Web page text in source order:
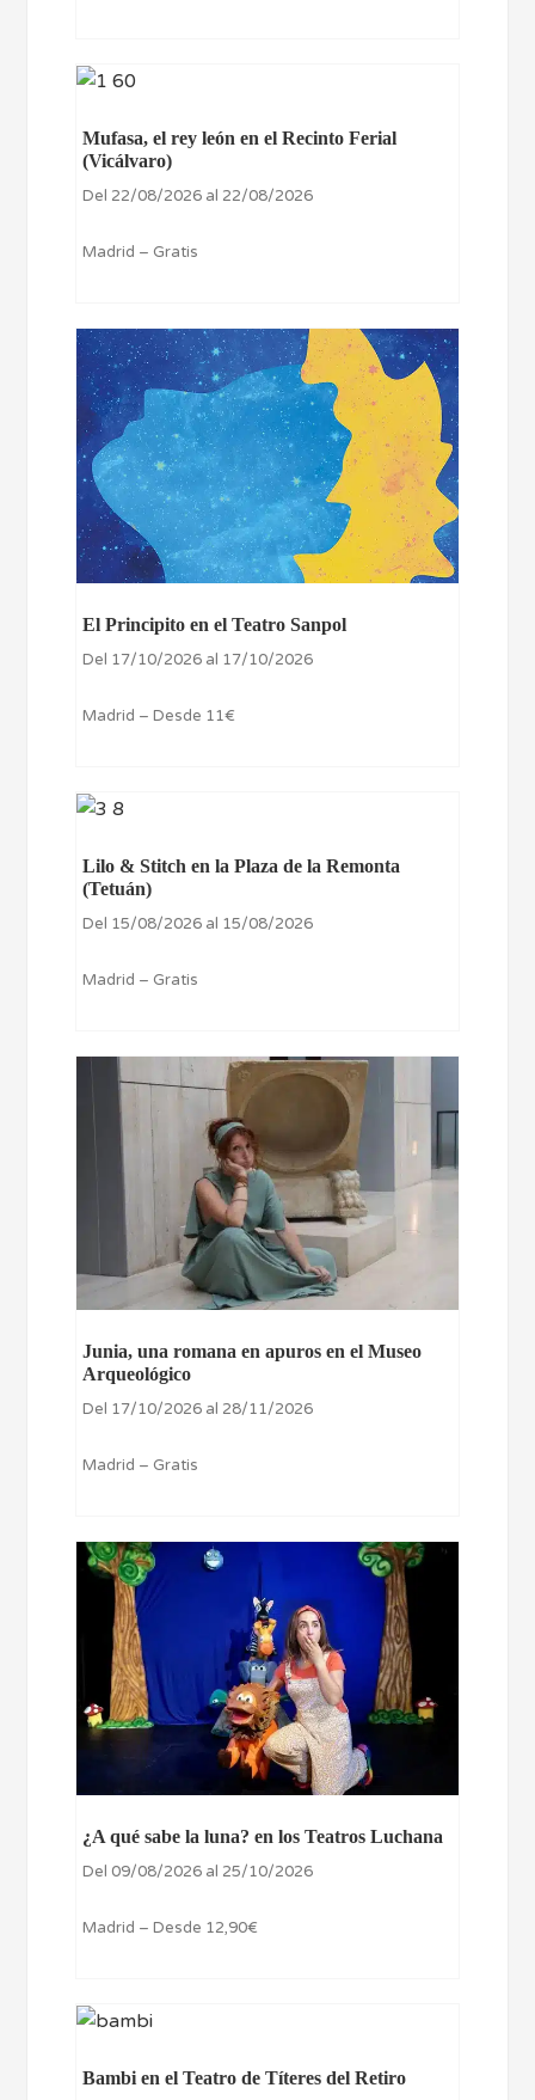
Mufasa, el rey león en el Recinto Ferial
(Vicálvaro)
Del 22/08/2026 al 22/08/2026
Madrid – Gratis
El Principito en el Teatro Sanpol
Del 17/10/2026 al 17/10/2026
Madrid – Desde 11€
Lilo & Stitch en la Plaza de la Remonta
(Tetuán)
Del 15/08/2026 al 15/08/2026
Madrid – Gratis
Junia, una romana en apuros en el Museo
Arqueológico
Del 17/10/2026 al 28/11/2026
Madrid – Gratis
¿A qué sabe la luna? en los Teatros Luchana
Del 09/08/2026 al 25/10/2026
Madrid – Desde 12,90€
Bambi en el Teatro de Títeres del Retiro